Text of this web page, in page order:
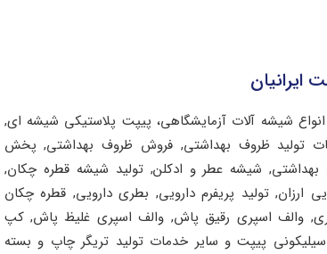
ایرانیان
شیشه آلات آزمایشگاهی، پیپت پلاستیکی شیشه ای,
تولید ظروف بهداشتی, فروش ظروف بهداشتی, پخش
بهداشتی, شیشه عطر و ادکلن, تولید شیشه قطره چکان,
ارزان, تولید پریفرم دارویی, بطری دارویی, قطره چکان
والف اسپری رقیق پاش, والف اسپری غلیظ پاش, کپ
پیپت و سایر خدمات تولید تریگر چاپ و بسته